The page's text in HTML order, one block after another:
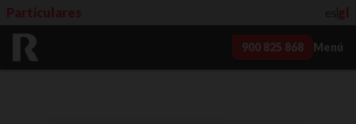
Particulares gl
900 825 868 Menú